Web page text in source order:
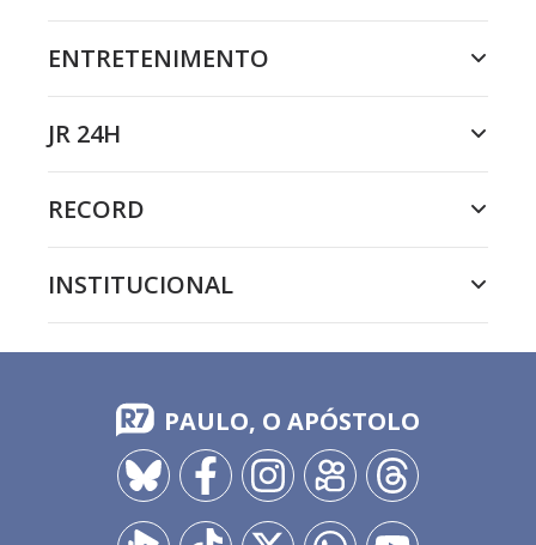
ENTRETENIMENTO
JR 24H
RECORD
INSTITUCIONAL
PAULO, O APÓSTOLO